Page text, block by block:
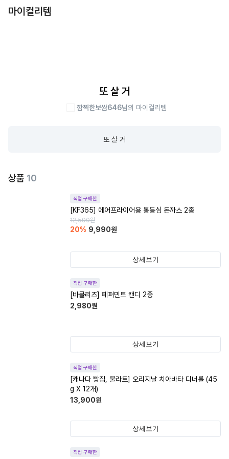
마이컬리템
또 살 거
깜찍한보쌈646님의 마이컬리템
또 살 거
상품 10
직접 구매한
[KF365] 에어프라이어용 통등심 돈까스 2종
12,590원
20% 9,990원
상세보기
직접 구매한
[바클리즈] 페퍼민트 캔디 2종
2,980원
상세보기
직접 구매한
[캐나다 빵집, 불라트] 오리지날 치아바타 디너롤 (45
g X 12개)
13,900원
상세보기
직접 구매한